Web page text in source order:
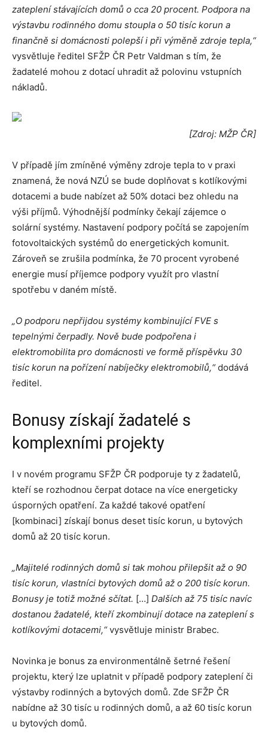
zateplení stávajících domů o cca 20 procent. Podpora na
výstavbu rodinného domu stoupla o 50 tisíc korun a
finančně si domácnosti polepší i při výměně zdroje tepla,“
vysvětluje ředitel SFŽP ČR Petr Valdman s tím, že
žadatelé mohou z dotací uhradit až polovinu vstupních
nákladů.
[Zdroj: MŽP ČR]
V případě jím zmíněné výměny zdroje tepla to v praxi
znamená, že nová NZÚ se bude doplňovat s kotlíkovými
dotacemi a bude nabízet až 50% dotaci bez ohledu na
výši příjmů. Výhodnější podmínky čekají zájemce o
solární systémy. Nastavení podpory počítá se zapojením
fotovoltaických systémů do energetických komunit.
Zároveň se zrušila podmínka, že 70 procent vyrobené
energie musí příjemce podpory využít pro vlastní
spotřebu v daném místě.
„O podporu nepřijdou systémy kombinující FVE s
tepelnými čerpadly. Nově bude podpořena i
elektromobilita pro domácnosti ve formě příspěvku 30
tisíc korun na pořízení nabíječky elektromobilů,“dodává
ředitel.
Bonusy získají žadatelé s
komplexními projekty
I v novém programu SFŽP ČR podporuje ty z žadatelů,
kteří se rozhodnou čerpat dotace na více energeticky
úsporných opatření. Za každé takové opatření
[kombinaci] získají bonus deset tisíc korun, u bytových
domů až 20 tisíc korun.
„Majitelé rodinných domů si tak mohou přilepšit až o 90
tisíc korun, vlastníci bytových domů až o 200 tisíc korun.
Bonusy je totiž možné sčítat. […] Dalších až 75 tisíc navíc
dostanou žadatelé, kteří zkombinují dotace na zateplení s
kotlíkovými dotacemi,“vysvětluje ministr Brabec.
Novinka je bonus za environmentálně šetrné řešení
projektu, který lze uplatnit v případě podpory zateplení či
výstavby rodinných a bytových domů. Zde SFŽP ČR
nabídne až 30 tisíc u rodinných domů, a až 60 tisíc korun
u bytových domů.